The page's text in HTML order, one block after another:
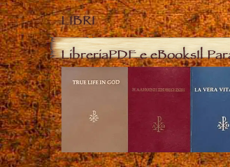
LIBRI
LibreriaPDF e eBooksIl